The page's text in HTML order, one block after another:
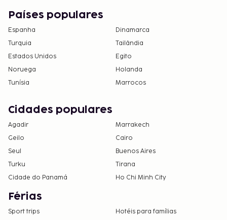
Países populares
Espanha
Dinamarca
Turquia
Tailândia
Estados Unidos
Egito
Noruega
Holanda
Tunísia
Marrocos
Cidades populares
Agadir
Marrakech
Geilo
Cairo
Seul
Buenos Aires
Turku
Tirana
Cidade do Panamá
Ho Chi Minh City
Férias
Sport trips Hotéis para famílias